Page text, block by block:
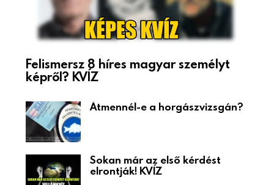
Felismersz 8 híres magyar személyt
képről? KVÍZ
Átmennél-e a horgászvizsgán?
Sokan már az első kérdést
elrontják! KVÍZ